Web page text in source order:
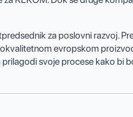
za poslovni razvoj.
evropskom
svoje procese kako bi